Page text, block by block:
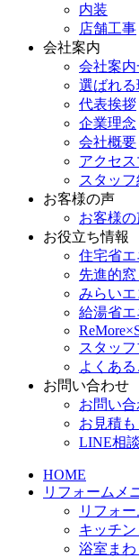
内装
店舗工事
会社案内
会社案内
選ばれる
代表挨拶
企業理念
会社概要
アクセ
スタッ
お客様の声
お客様
お役立ち情報
住宅省エ
先進的窓
みらいエ
給湯省エ
スタッ
よくあ
お問い合わせ
お問い
お見積も
LINE相談
HOME
リフォームメ
リフォ
キッチン
浴室まわ